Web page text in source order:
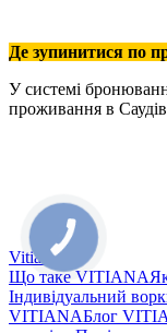
Де зупинитися по
У системі
проживання в
Vitiana
Що таке VITIANA
Індивідуальний
VITIANAБлог